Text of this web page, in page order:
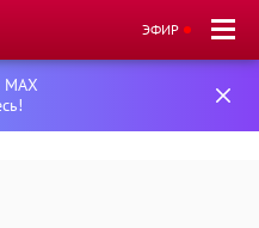
ЭФИР